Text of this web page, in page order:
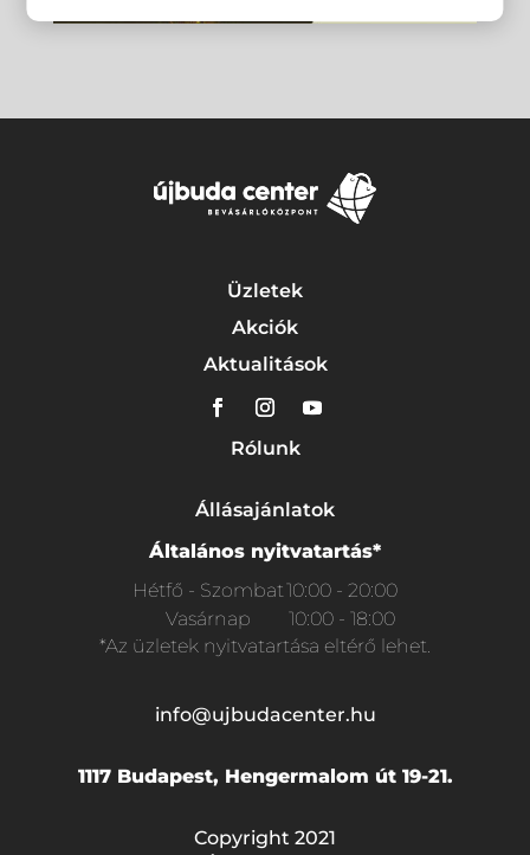
Üzletek
Akciók
Aktualitások
Rólunk
Állásajánlatok
Általános nyitvatartás*
Hétfő - Szombat10:00 - 20:00
Vasárnap
10:00 - 18:00
*Az üzletek nyitvatartása eltérő lehet.
info@ujbudacenter.hu
1117 Budapest, Hengermalom út 19-21.
Copyright 2021